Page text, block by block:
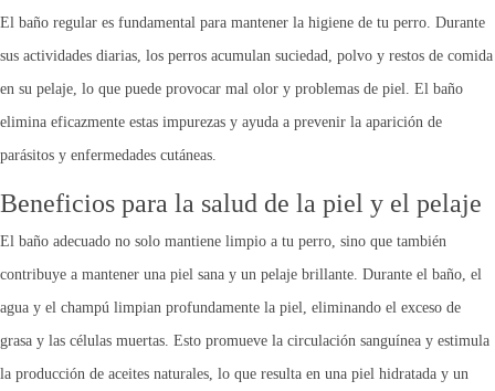
El baño regular es fundamental para mantener la higiene de tu perro. Durante
sus actividades diarias, los perros acumulan suciedad, polvo y restos de comida
en su pelaje, lo que puede provocar mal olor y problemas de piel. El baño
elimina eficazmente estas impurezas y ayuda a prevenir la aparición de
parásitos y enfermedades cutáneas.
Beneficios para la salud de la piel y el pelaje
El baño adecuado no solo mantiene limpio a tu perro, sino que también
contribuye a mantener una piel sana y un pelaje brillante. Durante el baño, el
agua y el champú limpian profundamente la piel, eliminando el exceso de
grasa y las células muertas. Esto promueve la circulación sanguínea y estimula
la producción de aceites naturales, lo que resulta en una piel hidratada y un